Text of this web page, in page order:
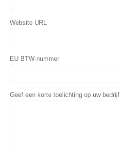
Website URL
EU BTW-nummer
Geef een korte toelichting op uw bedrijf